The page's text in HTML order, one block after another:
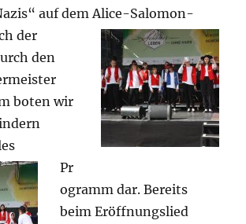
auf dem Alice-Salomon-
der
den
boten wir
Pr
ogramm dar. Bereits
beim Eröffnungslied